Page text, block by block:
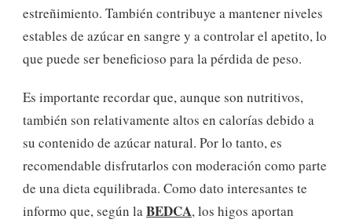
estreñimiento. También contribuye a mantener niveles
estables de azúcar en sangre y a controlar el apetito, lo
que puede ser beneficioso para la pérdida de peso.
Es importante recordar que, aunque son nutritivos,
también son relativamente altos en calorías debido a
su contenido de azúcar natural. Por lo tanto, es
recomendable disfrutarlos con moderación como parte
de una dieta equilibrada. Como dato interesantes te
informo que, según laBEDCA, los higos aportan